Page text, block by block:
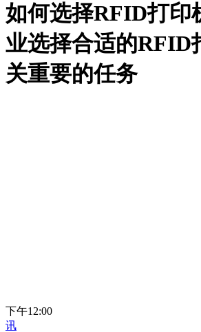
如何选择RFID打印
业选择合适的RFID
关重要的任务
下午12:00
讯